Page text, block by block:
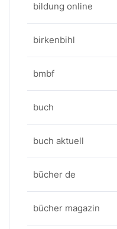
bildung online
birkenbihl
bmbf
buch
buch aktuell
bücher de
bücher magazin